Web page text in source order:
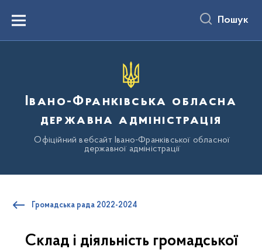
вмістуMenu Пошук
Івано-Франківська обласна
державна адміністрація
Офіційний вебсайт Івано-Франківської обласної
державної адміністрації
Громадська рада 2022-2024
Склад і діяльність громадської